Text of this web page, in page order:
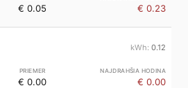
€ 0.05 € 0.23
0.12
€ 0.00 € 0.00